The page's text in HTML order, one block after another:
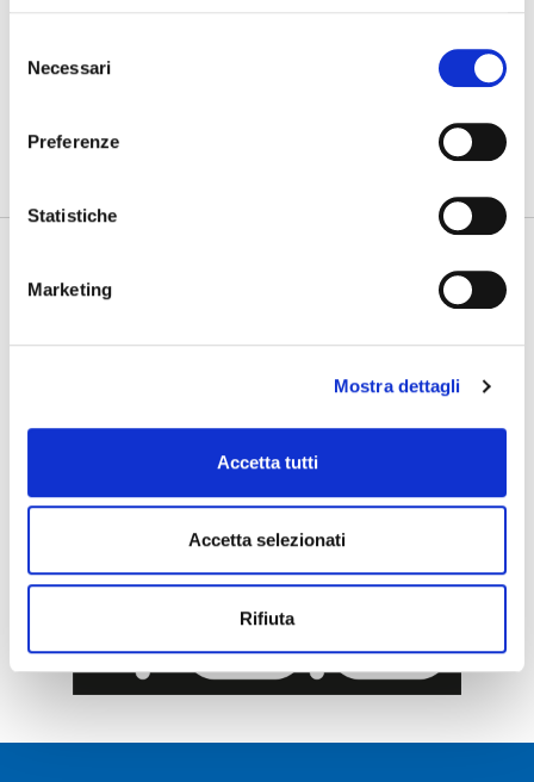
delNecessari
Preferenze
Statistiche
Marketing
Mostra dettagli
Accetta tutti
Accetta selezionati
Rifiuta